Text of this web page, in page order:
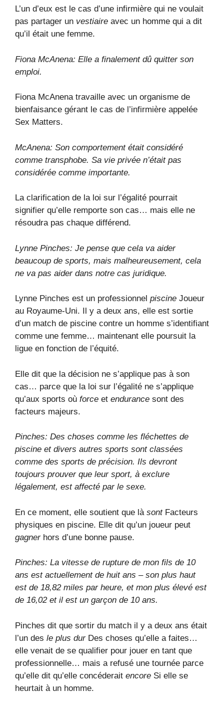
L’un d’eux est le cas d’une infirmière qui ne voulait
pas partager un vestiaire avec un homme qui a dit
qu’il était une femme.
Fiona McAnena: Elle a finalement dû quitter son
emploi.
Fiona McAnena travaille avec un organisme de
bienfaisance gérant le cas de l’infirmière appelée
Sex Matters.
McAnena: Son comportement était considéré
comme transphobe. Sa vie privée n’était pas
considérée comme importante.
La clarification de la loi sur l’égalité pourrait
signifier qu’elle remporte son cas… mais elle ne
résoudra pas chaque différend.
Lynne Pinches: Je pense que cela va aider
beaucoup de sports, mais malheureusement, cela
ne va pas aider dans notre cas juridique.
Lynne Pinches est un professionnel piscine Joueur
au Royaume-Uni. Il y a deux ans, elle est sortie
d’un match de piscine contre un homme s’identifiant
comme une femme… maintenant elle poursuit la
ligue en fonction de l’équité.
Elle dit que la décision ne s’applique pas à son
cas… parce que la loi sur l’égalité ne s’applique
qu’aux sports où force et endurance sont des
facteurs majeurs.
Pinches: Des choses comme les fléchettes de
piscine et divers autres sports sont classées
comme des sports de précision. Ils devront
toujours prouver que leur sport, à exclure
légalement, est affecté par le sexe.
En ce moment, elle soutient que là sont Facteurs
physiques en piscine. Elle dit qu’un joueur peut
gagner hors d’une bonne pause.
Pinches: La vitesse de rupture de mon fils de 10
ans est actuellement de huit ans – son plus haut
est de 18,82 miles par heure, et mon plus élevé est
de 16,02 et il est un garçon de 10 ans.
Pinches dit que sortir du match il y a deux ans était
l’un des le plus dur Des choses qu’elle a faites…
elle venait de se qualifier pour jouer en tant que
professionnelle… mais a refusé une tournée parce
qu’elle dit qu’elle concéderait encore Si elle se
heurtait à un homme.